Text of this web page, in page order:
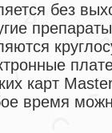
без
карт
время